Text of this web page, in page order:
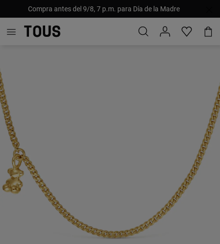
Compra antes del 9/8, 7 p.m. para Día de la Madre